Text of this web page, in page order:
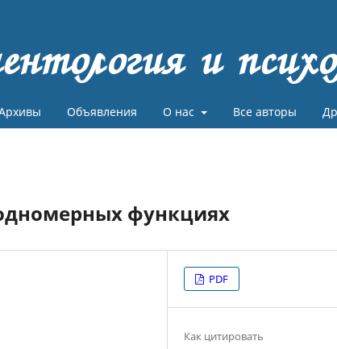
и
Объявления О нас Все авторы
функциях
PDF
Как цитировать